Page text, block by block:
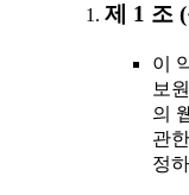
제 1 조
이
보
의
관
정